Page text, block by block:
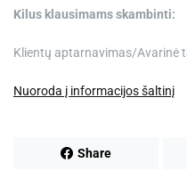
Kilus klausimams skambinti:
Klientų aptarnavimas/Avarinė
Nuoroda į informacijos šaltinį
Share